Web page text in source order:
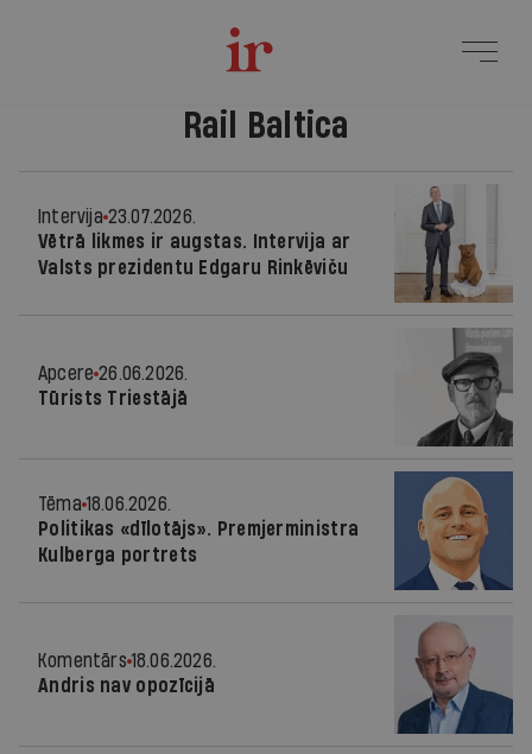
Rail Baltica
Intervija 23.07.2026.
Vētrā likmes ir augstas. Intervija ar
Valsts prezidentu Edgaru Rinkēviču
Apcere 26.06.2026.
Tūrists Triestājā
Tēma 18.06.2026.
Politikas «dīlotājs». Premjerministra
Kulberga portrets
Komentārs 18.06.2026.
Andris nav opozīcijā